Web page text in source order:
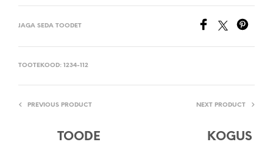
JAGA SEDA TOODET
TOOTEKOOD: 1234-112
PREVIOUS PRODUCT NEXT PRODUCT
TOODE KOGUS